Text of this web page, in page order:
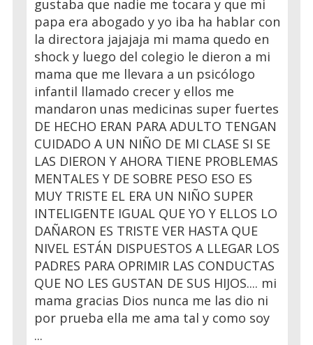
gustaba que nadie me tocara y que mi
papa era abogado y yo iba ha hablar con
la directora jajajaja mi mama quedo en
shock y luego del colegio le dieron a mi
mama que me llevara a un psicólogo
infantil llamado crecer y ellos me
mandaron unas medicinas super fuertes
DE HECHO ERAN PARA ADULTO TENGAN
CUIDADO A UN NIÑO DE MI CLASE SI SE
LAS DIERON Y AHORA TIENE PROBLEMAS
MENTALES Y DE SOBRE PESO ESO ES
MUY TRISTE EL ERA UN NIÑO SUPER
INTELIGENTE IGUAL QUE YO Y ELLOS LO
DAÑARON ES TRISTE VER HASTA QUE
NIVEL ESTÁN DISPUESTOS A LLEGAR LOS
PADRES PARA OPRIMIR LAS CONDUCTAS
QUE NO LES GUSTAN DE SUS HIJOS.... mi
mama gracias Dios nunca me las dio ni
por prueba ella me ama tal y como soy
...